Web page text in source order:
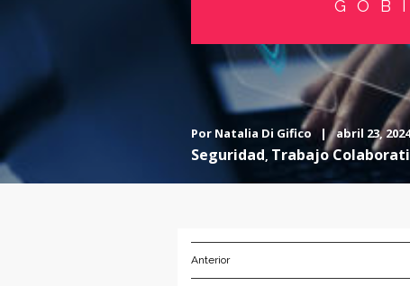
Por Natalia Di Gifico| abril 23,
Seguridad, Trabajo
Anterior